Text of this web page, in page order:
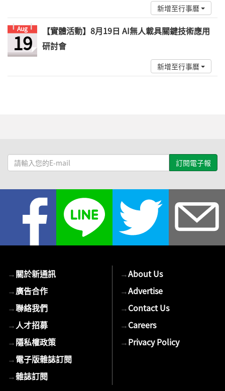
新增至行事曆
Aug
19
【實體活動】8月19日 AI無人載具關鍵技術應用
研討會
新增至行事曆
請
輸
→關於新通訊
→廣告合作
→聯絡我們
→人才招募
→隱私權政策
→電子版雜誌訂閱
→雜誌訂閱
→About Us
→Advertise
→Contact Us
→Careers
→Privacy Policy